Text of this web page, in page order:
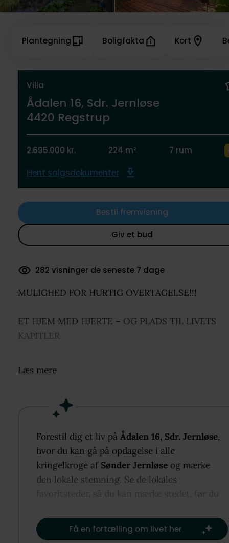
Villa
Ådalen 16, Sdr. Jernløse
4420 Regstrup
2.695.000 kr. 224 m² 7 rum
Hent salgsdokumenter
Giv et bud
Bestil fremvisning
Plantegning Boligfakta Kort
215 dokumenter downloadet
MULIGHED FOR HURTIG OVERTAGELSE!!!
ET HJEM MED HJERTE – OG PLADS TIL LIVETS
KAPITLER
Lad os tage et nærmere kig på Ådalen 16 – her
etagemeter, der egner sig til to generationer, der
‘sammen hver for sig’ eller bare sen store
som ønsker at bo godt.
Både stueetagen og 1. salen har nemlig eget
boliger, hvis I ønsker det. Den 854 kvm store grund
sørger for en stor fliseindkørsel, en carport, et
Læs mere
Forestil dig et liv påÅdalen 16, Sdr. Jernløse,
hvor du kan gå på opdagelse i alle
kringelkroge af Sønder Jernløse og mærke
den lokale stemning. Se de lokales
favoritsteder, så du kan mærke stedet, før du
vigtigst for dig.​
Få en fortælling om livet her